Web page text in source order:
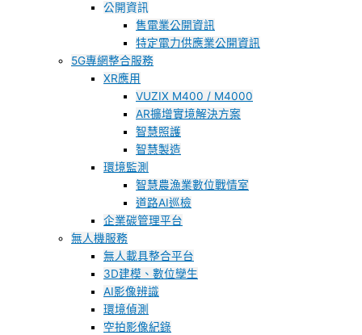
公開資訊
售電業公開資訊
特定電力供應業公開資訊
5G專網整合服務
XR應用
VUZIX M400 / M4000
AR擴增實境解決方案
智慧照護
智慧製造
環境監測
智慧農漁業數位戰情室
道路AI巡檢
企業碳管理平台
無人機服務
無人載具整合平台
3D建模、數位孿生
AI影像辨識
環境偵測
空拍影像紀錄